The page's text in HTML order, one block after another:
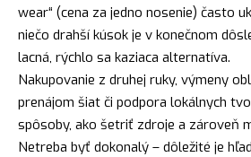
wear“ (cena za jedno nosenie) často
niečo drahší kúsok je v konečnom
lacná, rýchlo sa kaziaca alternatíva.
Nakupovanie z druhej ruky, výmeny
prenájom šiat či podpora lokálnych
spôsoby, ako šetriť zdroje a zároveň
Netreba byť dokonalý – dôležité je